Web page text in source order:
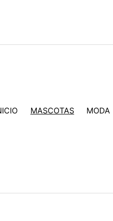
MASCOTAS MODA